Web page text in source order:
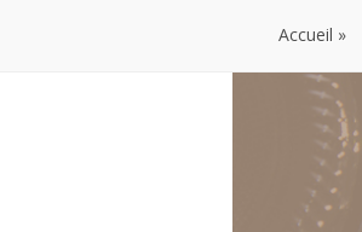
Accueil
Accueil